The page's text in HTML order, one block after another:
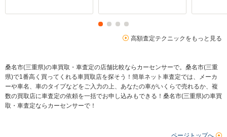
高額査定テクニックをもっと見る
桑名市(三重県)の車買取・車査定の店舗比較ならカーセンサーで。桑名市(三重
県)で1番高く買ってくれる車買取店を探そう！簡単ネット車査定では、メーカ
ーや車名、車のタイプなどをご入力の上、あなたの車がいくらで売れるか、複
数の買取店に車査定の依頼を一括でお申し込みもできる！桑名市(三重県)の車買
取・車査定ならカーセンサーで！
ページトップへ